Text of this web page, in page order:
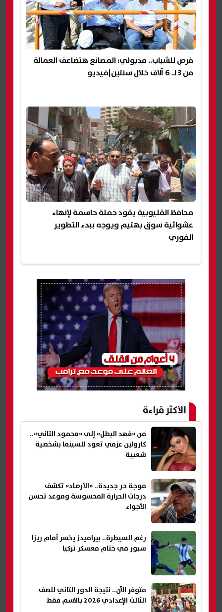
فرص للشباب.. مدبولي: المصانع هتضاعف العمالة
من 3 لـ 6 آلاف خلال سنتين|فيديو
محافظ القليوبية يقود حملة حاسمة لإنهاء
عشوائية سوق بهتيم ويوجه ببدء التطوير
الفوري
الأكثر قراءة
من «فهد البطل» إلى «محمود التاني»..
كارولين عزمي تعود للسينما بشخصية
شعبية
موجة حر جديدة.. «الأرصاد» تكشف
درجات الحرارة المحسوسة وموعد تحسن
الأجواء
رغم السيطرة.. بيراميدز يخسر أمام ريزا
سبور في ختام معسكر تركيا
متوفر الآن.. نتيجة الدور الثاني للصف
الثالث الإعدادي 2026 بالاسم فقط